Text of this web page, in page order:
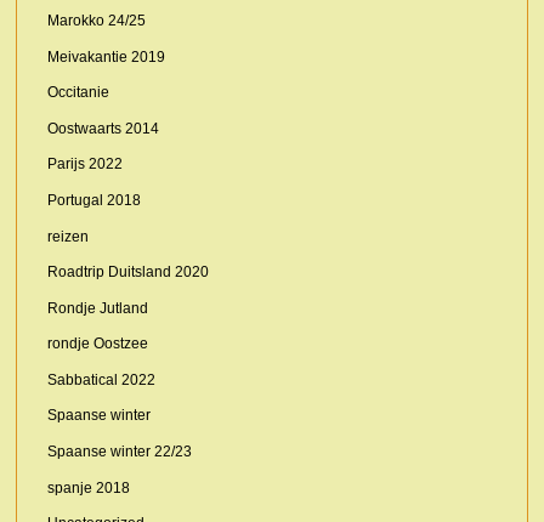
Marokko 24/25
Meivakantie 2019
Occitanie
Oostwaarts 2014
Parijs 2022
Portugal 2018
reizen
Roadtrip Duitsland 2020
Rondje Jutland
rondje Oostzee
Sabbatical 2022
Spaanse winter
Spaanse winter 22/23
spanje 2018